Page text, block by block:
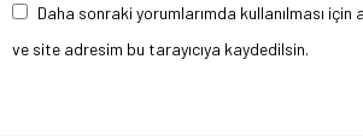
Daha sonraki yorumlarımda kullanılması
ve site adresim bu tarayıcıya kaydedilsin.